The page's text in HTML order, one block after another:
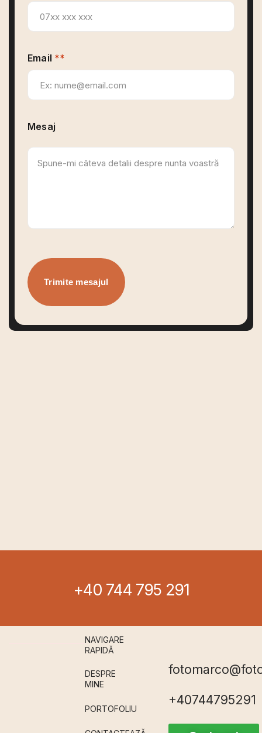
"Am avut o experiență minunată în studioul
FotoMarco! Ședința noastră de Crăciun a fost
Roxana Alexandra
Email **
Mesaj
+40 744 795 291
NAVIGARE
RAPIDǍ
DESPRE
MINE
PORTOFOLIU
+40744795291